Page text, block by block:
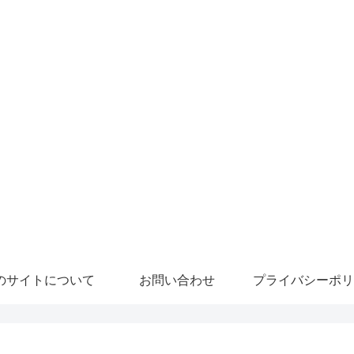
サイトについて お問い合わせ プライバシーポ